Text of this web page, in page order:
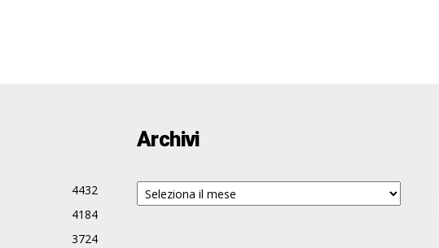
4432
4184
3724
Archivi
Archivi